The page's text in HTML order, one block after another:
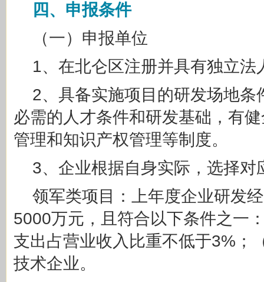
四、申报条件
（一）申报单位
1、在北仑区注册并具有独立法
2、具备实施项目的研发场地条
必需的人才条件和研发基础，有
管理和知识产权管理等制度。
3、企业根据自身实际，选择对
领军类项目：上年度企业研发
5000万元，且符合以下条件之一
支出占营业收入比重不低于3%；
技术企业。